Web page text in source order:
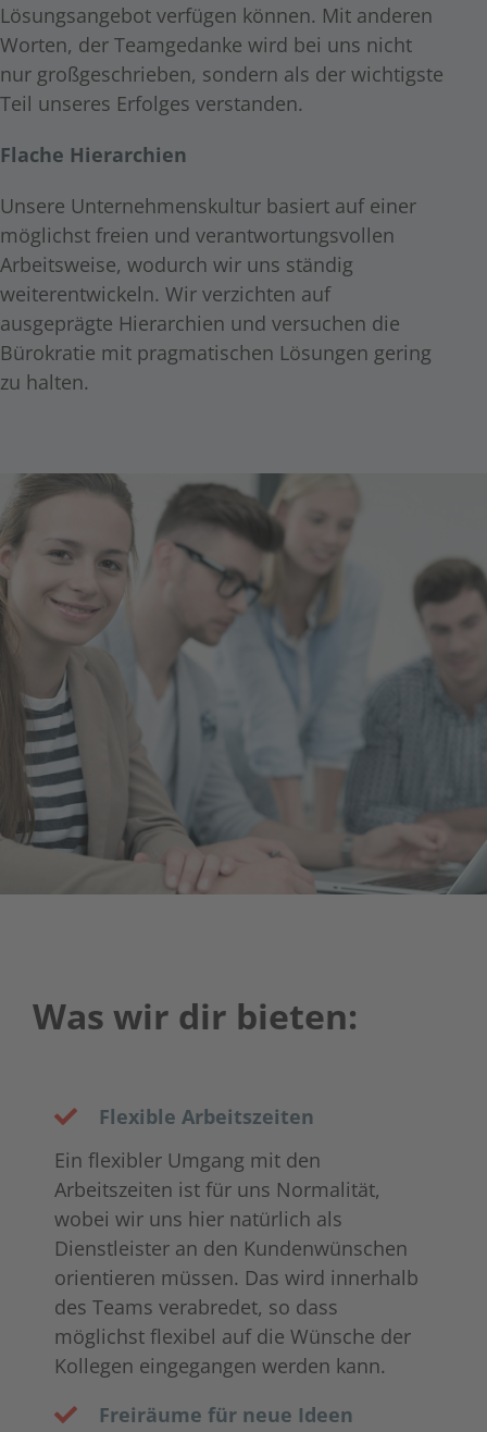
Lösungsangebot verfügen können. Mit anderen
Worten, der Teamgedanke wird bei uns nicht
nur großgeschrieben, sondern als der wichtigste
Teil unseres Erfolges verstanden.
Flache Hierarchien
Unsere Unternehmenskultur basiert auf einer
möglichst freien und verantwortungsvollen
Arbeitsweise, wodurch wir uns ständig
weiterentwickeln. Wir verzichten auf
ausgeprägte Hierarchien und versuchen die
Bürokratie mit pragmatischen Lösungen gering
zu halten.
Was wir dir bieten:
Flexible Arbeitszeiten
Ein flexibler Umgang mit den
Arbeitszeiten ist für uns Normalität,
wobei wir uns hier natürlich als
Dienstleister an den Kundenwünschen
orientieren müssen. Das wird innerhalb
des Teams verabredet, so dass
möglichst flexibel auf die Wünsche der
Kollegen eingegangen werden kann.
Freiräume für neue Ideen